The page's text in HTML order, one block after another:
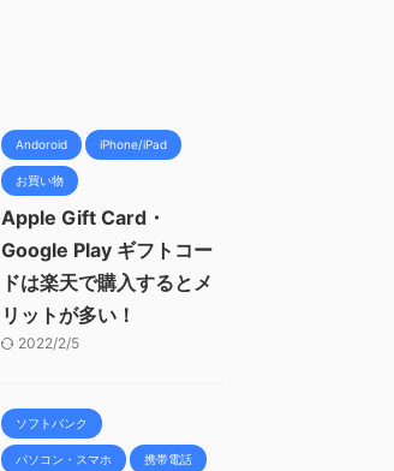
Andoroid iPhone/iPad
お買い物
Apple Gift Card・
Google Play ギフトコー
ドは楽天で購入するとメ
リットが多い！
2022/2/5
ソフトバンク
パソコン・スマホ 携帯電話